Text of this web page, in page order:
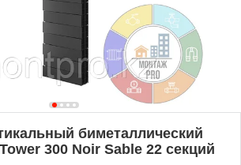
биметаллический
300 Noir Sable 22 секций